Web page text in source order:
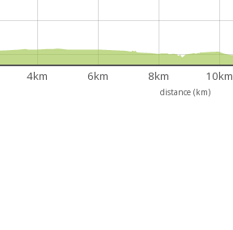
distance (km)
4km 6km 8km 10km